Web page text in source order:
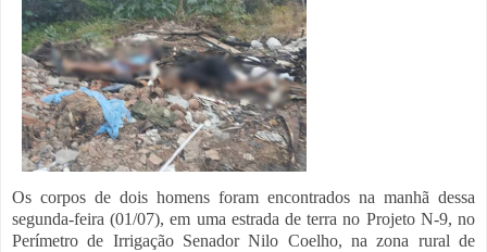
Os corpos de dois homens foram encontrados na manhã dessa
segunda-feira (01/07), em uma estrada de terra no Projeto N-9, no
Perímetro de Irrigação Senador Nilo Coelho, na zona rural de